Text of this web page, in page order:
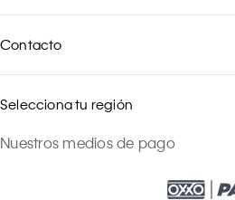
Contacto
Selecciona tu región
Nuestros medios de pago